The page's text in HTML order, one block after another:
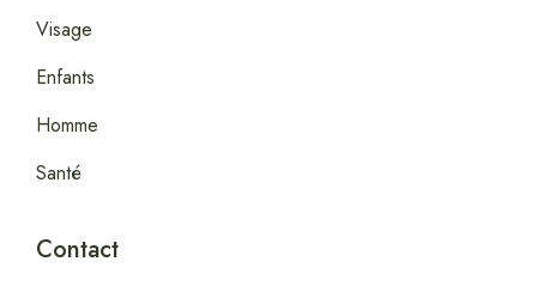
Visage
Enfants
Homme
Santé
Contact